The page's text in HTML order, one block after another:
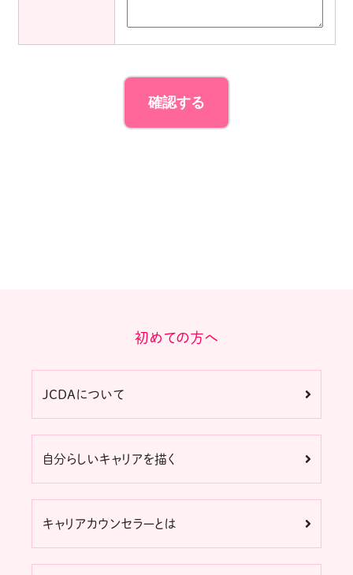
初めての方へ
JCDAについて
自分らしいキャリアを描く
キャリアカウンセラーとは